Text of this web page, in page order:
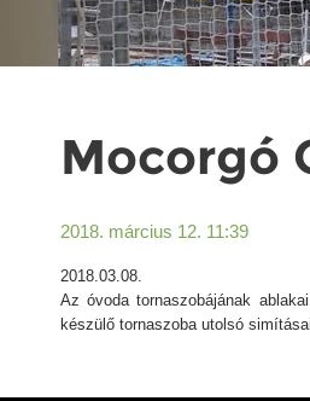
Mocorgó
2018. március 12. 11:39
2018.03.08.
Az óvoda tornaszobájának
készülő tornaszoba utolsó